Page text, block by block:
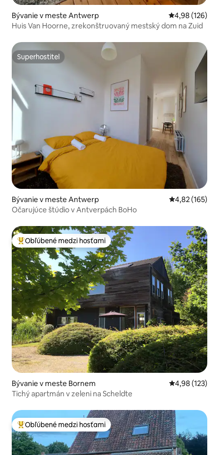
Bývanie v meste Antwerp Priemerné
4,98 (126)
Huis Van Hoorne, zrekonštruovaný mestský dom na Zuid
Superhostiteľ
Superhostiteľ
Bývanie v meste Antwerp Priemerné
4,82 (165)
Očarujúce štúdio v Antverpách BoHo
Najobľúbenejšie medzi hosťami
Obľúbené medzi hosťami
Bývanie v meste Bornem Priemerné
4,98 (123)
Tichý apartmán v zeleni na Scheldte
Najobľúbenejšie medzi hosťami
Obľúbené medzi hosťami